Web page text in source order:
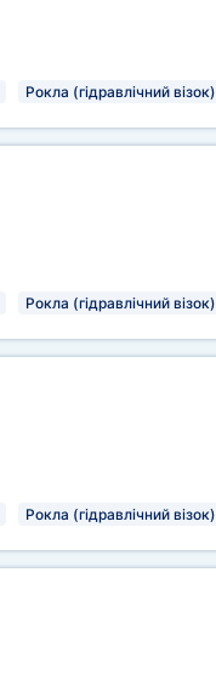
Рокла (гідравлічний візок)
Рокла (гідравлічний візок)
Рокла (гідравлічний візок)